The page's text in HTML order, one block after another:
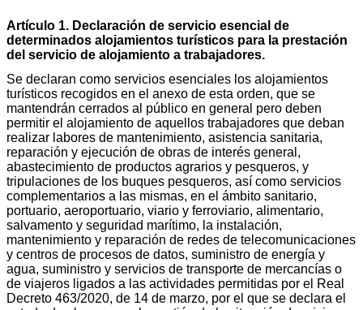
Artículo 1. Declaración de servicio esencial de
determinados alojamientos turísticos para la prestación
del servicio de alojamiento a trabajadores.
Se declaran como servicios esenciales los alojamientos
turísticos recogidos en el anexo de esta orden, que se
mantendrán cerrados al público en general pero deben
permitir el alojamiento de aquellos trabajadores que deban
realizar labores de mantenimiento, asistencia sanitaria,
reparación y ejecución de obras de interés general,
abastecimiento de productos agrarios y pesqueros, y
tripulaciones de los buques pesqueros, así como servicios
complementarios a las mismas, en el ámbito sanitario,
portuario, aeroportuario, viario y ferroviario, alimentario,
salvamento y seguridad marítimo, la instalación,
mantenimiento y reparación de redes de telecomunicaciones
y centros de procesos de datos, suministro de energía y
agua, suministro y servicios de transporte de mercancías o
de viajeros ligados a las actividades permitidas por el Real
Decreto 463/2020, de 14 de marzo, por el que se declara el